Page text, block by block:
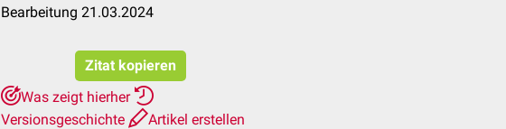
Bearbeitung 21.03.2024
Zitat kopieren
Was zeigt hierher
Versionsgeschichte
Artikel erstellen